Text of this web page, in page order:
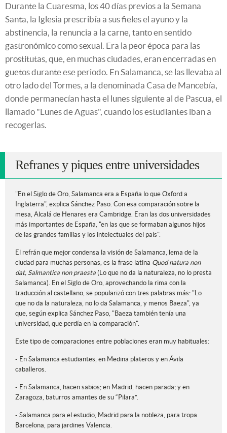
Durante la Cuaresma, los 40 días previos a la Semana
Santa, la Iglesia prescribía a sus fieles el ayuno y la
abstinencia, la renuncia a la carne, tanto en sentido
gastronómico como sexual. Era la peor época para las
prostitutas, que, en muchas ciudades, eran encerradas en
guetos durante ese periodo. En Salamanca, se las llevaba al
otro lado del Tormes, a la denominada Casa de Mancebía,
donde permanecían hasta el lunes siguiente al de Pascua, el
llamado "Lunes de Aguas", cuando los estudiantes iban a
recogerlas.
Refranes y piques entre universidades
"En el Siglo de Oro, Salamanca era a España lo que Oxford a
Inglaterra", explica Sánchez Paso. Con esa comparación sobre la
mesa, Alcalá de Henares era Cambridge. Eran las dos universidades
más importantes de España, "en las que se formaban algunos hijos
de las grandes familias y los intelectuales del país".
El refrán que mejor condensa la visión de Salamanca, lema de la
ciudad para muchas personas, es la frase latina Quod natura non
dat, Salmantica non praesta (Lo que no da la naturaleza, no lo presta
Salamanca). En el Siglo de Oro, aprovechando la rima con la
traducción al castellano, se popularizó con tres palabras más: "Lo
que no da la naturaleza, no lo da Salamanca, y menos Baeza", ya
que, según explica Sánchez Paso, "Baeza también tenía una
universidad, que perdía en la comparación".
Este tipo de comparaciones entre poblaciones eran muy habituales:
- En Salamanca estudiantes, en Medina plateros y en Ávila
caballeros.
- En Salamanca, hacen sabios; en Madrid, hacen parada; y en
Zaragoza, baturros amantes de su “Pilara”.
- Salamanca para el estudio, Madrid para la nobleza, para tropa
Barcelona, para jardines Valencia.